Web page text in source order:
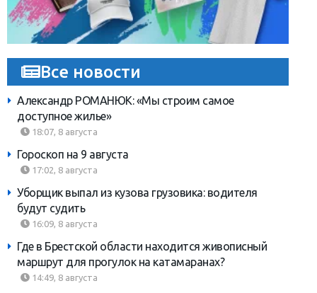
Все новости
Александр РОМАНЮК: «Мы строим самое
доступное жилье»
18:07, 8 августа
Гороскоп на 9 августа
17:02, 8 августа
Уборщик выпал из кузова грузовика: водителя
будут судить
16:09, 8 августа
Где в Брестской области находится живописный
маршрут для прогулок на катамаранах?
14:49, 8 августа